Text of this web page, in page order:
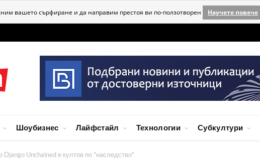
вашето сърфиране и да направим престоя ви по-ползотворен Научете повече
Шоубизнес Лайфстайл Технологии Субкултури
Unchained е култов по "наследство"